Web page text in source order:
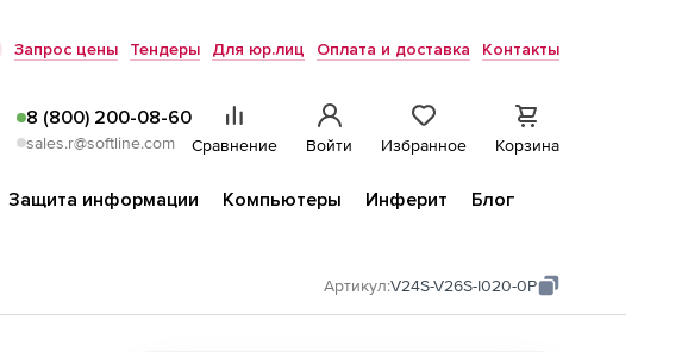
Запрос цены Тендеры Для юр.лиц Оплата и доставка Контакты
8 (800) 200-08-60
sales.r@softline.com Сравнение Войти Избранное Корзина
Защита информации Компьютеры Инферит
Блог
Артикул:V24S-V26S-I020-0P